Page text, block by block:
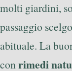
molti giardini,
passaggio
abituale. La
conrimedi